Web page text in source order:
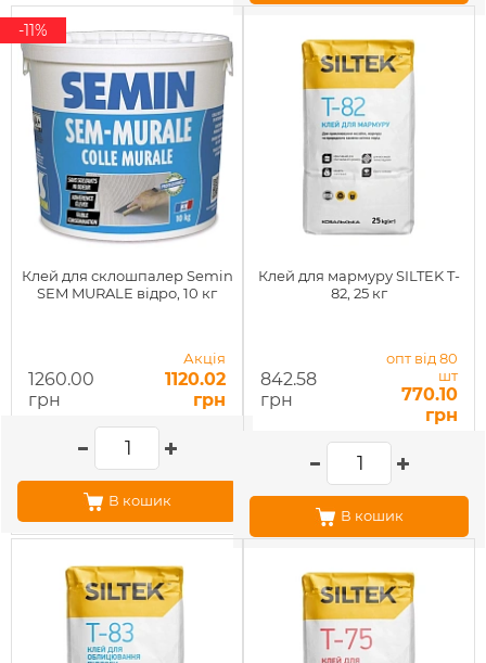
Клей для склошпалер Semin
SEM MURALE відро, 10 кг
-11%
1260.00
грн
Акція
1120.02
грн
В кошик
Клей для мармуру SILTEK T-
82, 25 кг
842.58
грн
опт від 80
шт
770.10
грн
В кошик